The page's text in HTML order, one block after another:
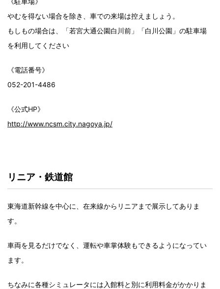
やむを得ない場合を除き、車での来場は控えましょう。
もしもの場合は、「若宮大通公園白川前」「白川公園」の駐車場
を利用してください
《電話番号》
052-201-4486
《公式HP》
http://www.ncsm.city.nagoya.jp/
リニア・鉄道館
東海道新幹線を中心に、在来線からリニアまで展示してありま
す。
車両を見るだけでなく、運転や車掌体験もできるようになってい
ます。
ちなみに各種シミュレータには入館料と別に利用料金がかかりま